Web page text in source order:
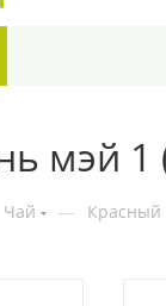
мэй 1
Чай — Красный